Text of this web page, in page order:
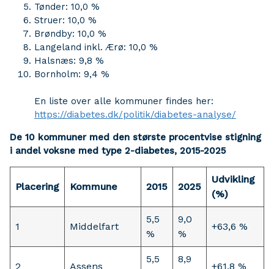
Tønder: 10,0 %
Struer: 10,0 %
Brøndby: 10,0 %
Langeland inkl. Ærø: 10,0 %
Halsnæs: 9,8 %
Bornholm: 9,4 %
En liste over alle kommuner findes her:
https://diabetes.dk/politik/diabetes-analyse/
De 10 kommuner med den største procentvise stigning
i andel voksne med type 2-diabetes, 2015-2025
Placering Kommune 2015 2025
Udvikling
(%)
1 Middelfart
5,5
%
9,0
%
+63,6 %
2 Assens
5,5
8,9
+61,8 %